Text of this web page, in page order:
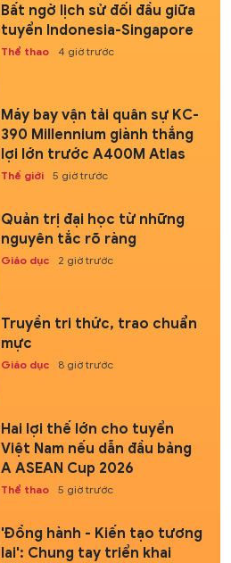
Bất ngờ lịch sử đối đầu giữa
tuyển Indonesia-Singapore
Thể thao 4 giờ trước
Máy bay vận tải quân sự KC-
390 Millennium giành thắng
lợi lớn trước A400M Atlas
Thế giới 5 giờ trước
Quản trị đại học từ những
nguyên tắc rõ ràng
Giáo dục 2 giờ trước
Truyền tri thức, trao chuẩn
mực
Giáo dục 8 giờ trước
Hai lợi thế lớn cho tuyển
Việt Nam nếu dẫn đầu bảng
A ASEAN Cup 2026
Thể thao 5 giờ trước
'Đồng hành - Kiến tạo tương
lai': Chung tay triển khai